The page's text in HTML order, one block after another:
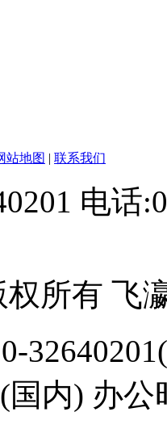
站地图 | 联系我们
电话
权所有 飞
国内) 办